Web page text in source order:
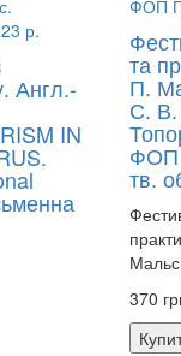
Англ.-
IN
та
П.
С. В.
ФОП
тв.
370